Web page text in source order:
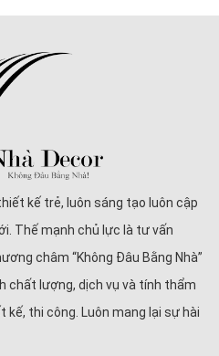
kế trẻ, luôn sáng tạo luôn cập
Thế mạnh chủ lực là tư vấn
châm “Không Đâu Bằng Nhà”
chất lượng, dịch vụ và tính thẩm
thi công. Luôn mang lại sự hài